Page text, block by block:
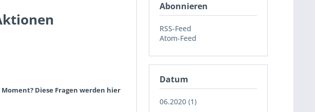
Abonnieren
RSS-Feed
Atom-Feed
Datum
06.2020 (1)
Diese Fragen werden hier